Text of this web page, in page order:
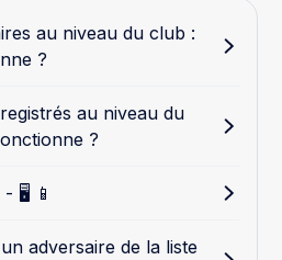
au niveau du club :
?
au niveau du
?
🖥️ 📱
adversaire de la liste